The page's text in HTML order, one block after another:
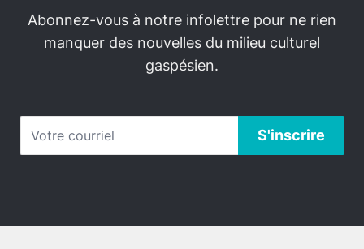
Abonnez-vous à notre infolettre pour ne rien
manquer des nouvelles du milieu culturel
gaspésien.